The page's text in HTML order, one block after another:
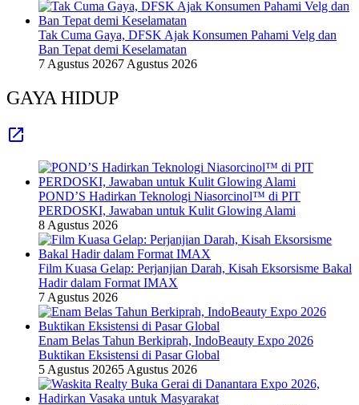
Tak Cuma Gaya, DFSK Ajak Konsumen Pahami Velg dan
Ban Tepat demi Keselamatan
7 Agustus 20267 Agustus 2026
GAYA HIDUP
POND’S Hadirkan Teknologi Niasorcinol™ di PIT
PERDOSKI, Jawaban untuk Kulit Glowing Alami
8 Agustus 2026
Film Kuasa Gelap: Perjanjian Darah, Kisah Eksorsisme Bakal
Hadir dalam Format IMAX
7 Agustus 2026
Enam Belas Tahun Berkiprah, IndoBeauty Expo 2026
Buktikan Eksistensi di Pasar Global
5 Agustus 20265 Agustus 2026